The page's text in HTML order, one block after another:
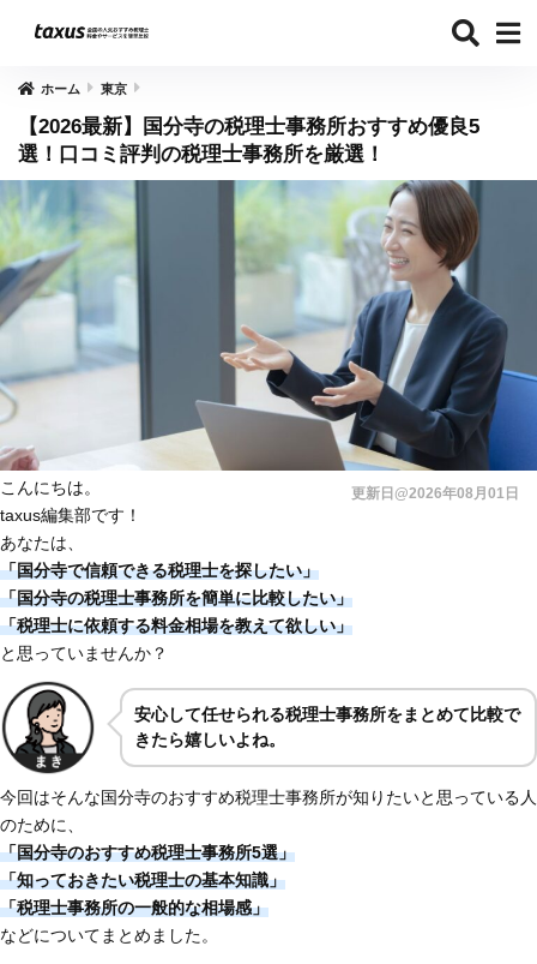
ホーム 東京
【2026最新】国分寺の税理士事務所おすすめ優良5
選！口コミ評判の税理士事務所を厳選！
更新日@2026年08月01日
こんにちは。
taxus編集部です！
あなたは、
「国分寺で信頼できる税理士を探したい」
「国分寺の税理士事務所を簡単に比較したい」
「税理士に依頼する料金相場を教えて欲しい」
と思っていませんか？
安心して任せられる税理士事務所をまとめて比較で
きたら嬉しいよね。
今回はそんな国分寺のおすすめ税理士事務所が知りたいと思っている人
のために、
「国分寺のおすすめ税理士事務所5選」
「知っておきたい税理士の基本知識」
「税理士事務所の一般的な相場感」
などについてまとめました。